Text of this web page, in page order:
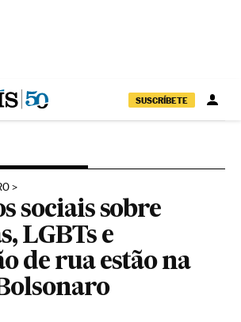
SUSCRÍBETE
sociais sobre
LGBTs e
de rua estão na